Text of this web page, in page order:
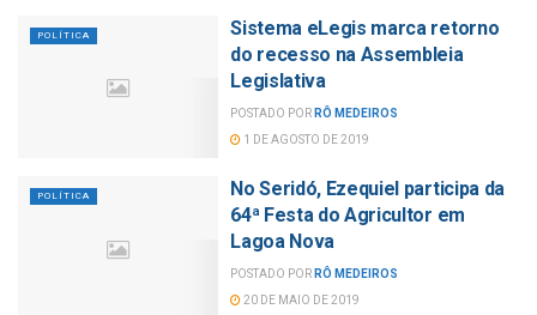
POLÍTICA
Sistema eLegis marca retorno
do recesso na Assembleia
Legislativa
POSTADO POR RÔ MEDEIROS
1 DE AGOSTO DE 2019
POLÍTICA
No Seridó, Ezequiel participa da
64ª Festa do Agricultor em
Lagoa Nova
POSTADO POR RÔ MEDEIROS
20 DE MAIO DE 2019